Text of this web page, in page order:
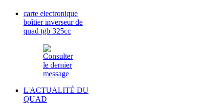
carte electronique
boîtier inverseur de
quad tgb 325cc
L'ACTUALITÉ DU
QUAD